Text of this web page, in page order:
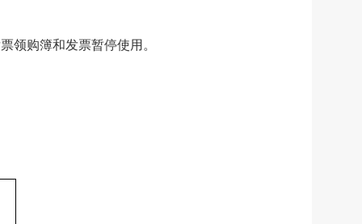
领购簿和发票暂停使用。